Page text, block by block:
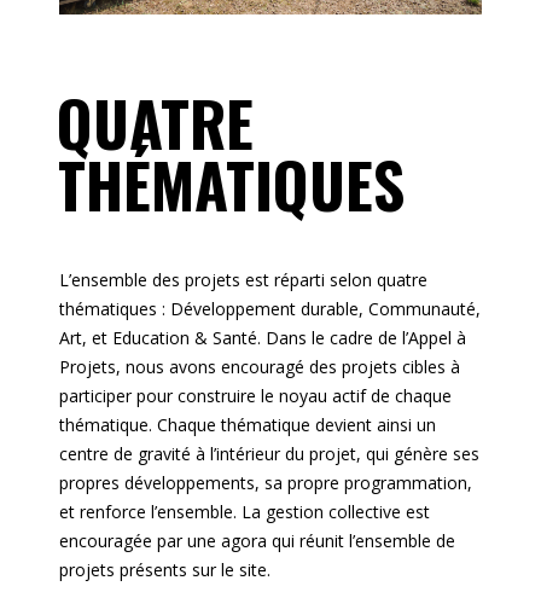
QUATRE
THÉMATIQUES
L’ensemble des projets est réparti selon quatre
thématiques : Développement durable, Communauté,
Art, et Education & Santé. Dans le cadre de l’Appel à
Projets, nous avons encouragé des projets cibles à
participer pour construire le noyau actif de chaque
thématique. Chaque thématique devient ainsi un
centre de gravité à l’intérieur du projet, qui génère ses
propres développements, sa propre programmation,
et renforce l’ensemble. La gestion collective est
encouragée par une agora qui réunit l’ensemble de
projets présents sur le site.